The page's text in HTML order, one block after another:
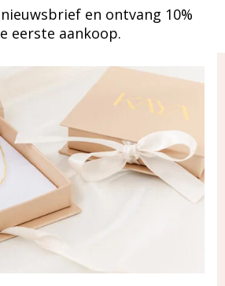
en ontvang 10%
eerste aankoop.